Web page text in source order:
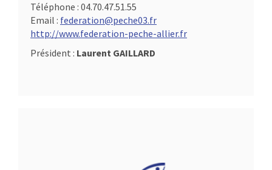
Téléphone : 04.70.47.51.55
Email : federation@peche03.fr
http://www.federation-peche-allier.fr
Président : Laurent GAILLARD